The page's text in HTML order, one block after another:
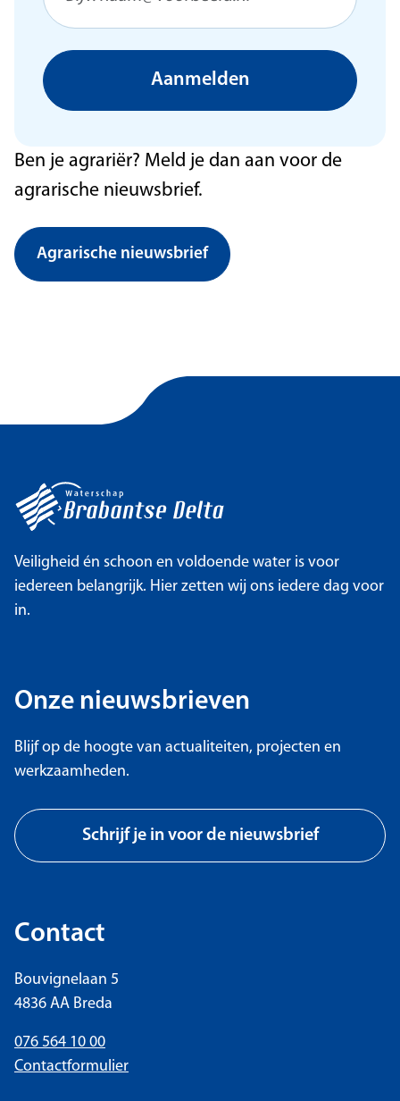
Aanmelden
Ben je agrariër? Meld je dan aan voor de
agrarische nieuwsbrief.
Agrarische nieuwsbrief
Veiligheid én schoon en voldoende water is voor
iedereen belangrijk. Hier zetten wij ons iedere dag voor
in.
Onze nieuwsbrieven
Blijf op de hoogte van actualiteiten, projecten en
werkzaamheden.
Schrijf je in voor de nieuwsbrief
Contact
Bouvignelaan 5
4836 AA Breda
076 564 10 00
Contactformulier